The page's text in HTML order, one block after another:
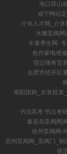
海口琼山
咸宁网站
介休人才网_介休
水獭泵阀网
丰泰养生网-
焦作家电维
宿迁嗨奇贸
合肥市经开区
南阳团购_女装批发
书法高考 书法考
秦皇岛泵阀网|
徐州泵阀网-
苏州泵阀网_泵阀门_制
保